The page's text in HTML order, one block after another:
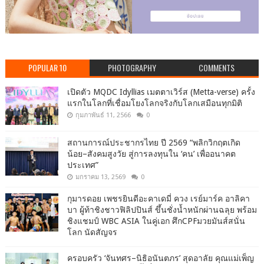
POPULAR 10 PHOTOGRAPHY COMMENTS
เปิดตัว MQDC Idyllias เมตตาเวิร์ส (Metta-verse) ครั้ง
แรกในโลกที่เชื่อมโยงโลกจริงกับโลกเสมือนทุกมิติ
กุมภาพันธ์ 11, 2566 0
สถานการณ์ประชากรไทย ปี 2569 “พลิกวิกฤตเกิด
น้อย–สังคมสูงวัย สู่การลงทุนใน ‘คน’ เพื่ออนาคต
ประเทศ”
มกราคม 13, 2569 0
กุมารดอย เพชรยินดีอะคาเดมี่ ควง เรย์มาร์ค อาลิคา
บา ผู้ท้าชิงชาวฟิลิปปินส์ ขึ้นชั่งน้ำหนักผ่านฉลุย พร้อม
ชิงแชมป์ WBC ASIA ในคู่เอก ศึกCPFมวยมันส์สนั่น
โลก นัดสัญจร
ครอบครัว ‘จันทศร–นิธิอนันตภร’ สุดอาลัย คุณแม่เพ็ญ